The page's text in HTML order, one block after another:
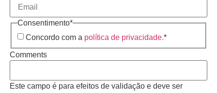
Consentimento*
Concordo com a política de privacidade.*
Comments
Este campo é para efeitos de validação e deve ser